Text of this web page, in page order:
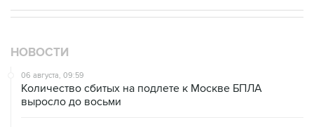
НОВОСТИ
06 августа, 09:59
Количество сбитых на подлете к Москве БПЛА
выросло до восьми